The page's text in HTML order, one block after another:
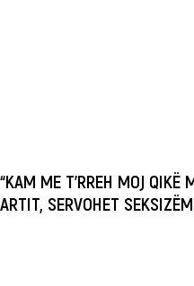
“KAM ME T’RREH MOJ QIKË
ARTIT, SERVOHET